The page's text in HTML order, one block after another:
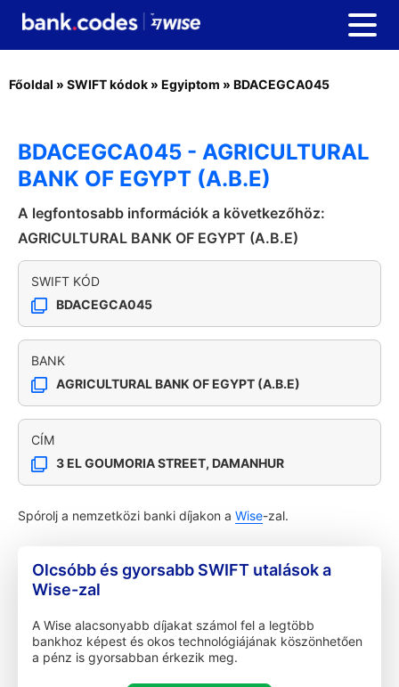
Főoldal » SWIFT kódok » Egyiptom » BDACEGCA045
BDACEGCA045 - AGRICULTURAL
BANK OF EGYPT (A.B.E)
A legfontosabb információk a következőhöz:
AGRICULTURAL BANK OF EGYPT (A.B.E)
SWIFT KÓD
BDACEGCA045
BANK
AGRICULTURAL BANK OF EGYPT (A.B.E)
CÍM
3 EL GOUMORIA STREET, DAMANHUR
Spórolj a nemzetközi banki díjakon a Wise-zal.
Olcsóbb és gyorsabb SWIFT utalások a
Wise-zal
A Wise alacsonyabb díjakat számol fel a legtöbb
bankhoz képest és okos technológiájának köszönhetően
a pénz is gyorsabban érkezik meg.